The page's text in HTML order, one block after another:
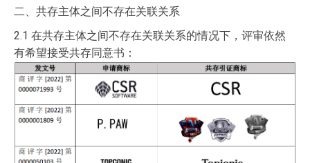
二、共存主体之间不存在关联关系
2.1 在共存主体之间不存在关联关系的情况下，评审依然
有希望接受共存同意书：